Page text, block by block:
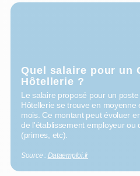
Quel salaire pour un
Hôtellerie ?
Le salaire proposé pour un
Hôtellerie se trouve en
mois. Ce montant peut évoluer
de l'établissement employeur ou
(primes, etc).
Source : Dataemploi.fr